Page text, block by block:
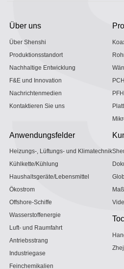
Über uns
Über Shenshi
Produktionsstandort
Nachhaltige Entwicklung
F&E und Innovation
Nachrichtenmedien
Kontaktieren Sie uns
Anwendungsfelder
Heizungs-, Lüftungs- und Klimatechnik
Kühlkette/Kühlung
Haushaltsgeräte/Lebensmittel
Ökostrom
Offshore-Schiffe
Wasserstoffenergie
Luft- und Raumfahrt
Antriebsstrang
Industriegase
Feinchemikalien